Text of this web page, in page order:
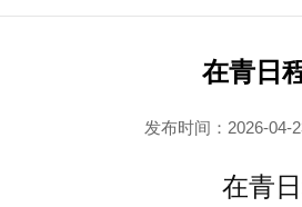
在青日
发布时间：2026-04-
在青